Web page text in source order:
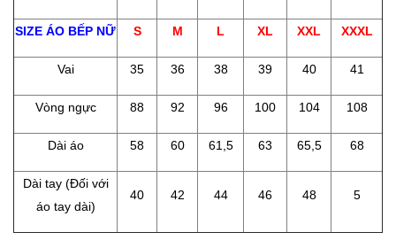
SIZE ÁO BẾP NỮ S M L XL XXL XXXL
Vai 35 36 38 39 40 41
Vòng ngực 88 92 96 100 104 108
Dài áo 58 60 61,5 63 65,5 68
Dài tay (Đối với
áo tay dài)
40 42 44 46 48 5